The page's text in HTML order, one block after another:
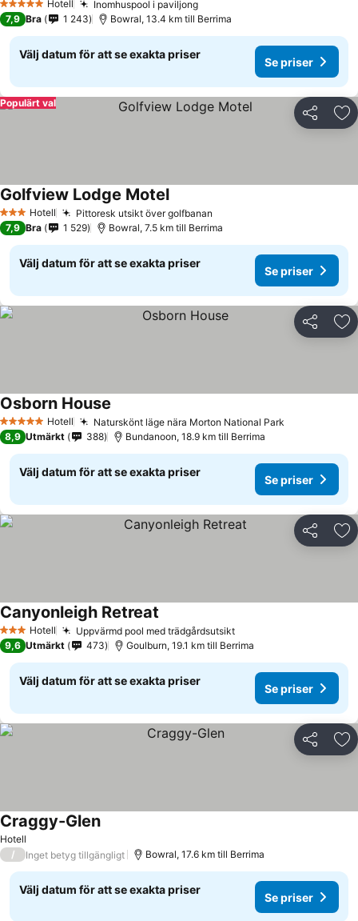
5 Stjärnor Hotell Inomhuspool i paviljong
7,9 Bra 1 243 Bowral, 13.4 km till Berrima
Välj datum för att se exakta priser
Se priser
Dela
Populärt val
3 StjärnorHotell Pittoresk utsikt över golfbanan
Golfview Lodge Motel
7,9 Bra 1 529 Bowral, 7.5 km till Berrima
Välj datum för att se exakta priser
Se priser
Dela
5 Stjärnor Hotell Naturskönt läge nära Morton National Park
Osborn House
8,9 Utmärkt 388 Bundanoon, 18.9 km till Berrima
Välj datum för att se exakta priser
Se priser
Dela
3 StjärnorHotell Uppvärmd pool med trädgårdsutsikt
Canyonleigh Retreat
9,6 Utmärkt 473 Goulburn, 19.1 km till Berrima
Välj datum för att se exakta priser
Se priser
Dela
Hotell
Craggy-Glen
/ Inget betyg tillgängligt Bowral, 17.6 km till Berrima
Välj datum för att se exakta priser
Se priser